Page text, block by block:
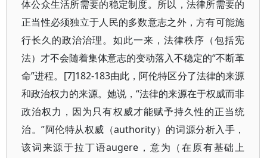
体公众生活所需要的稳定制度。所以，法律所需要的
正当性必须独立于人民的多数意志之外，方有可能施
行长久的政治治理。如此一来，法律秩序（包括宪
法）才不会随着集体意志的变动落入不稳定的“不断革
命”进程。[7]182-183由此，阿伦特区分了法律的来源
和政治权力的来源。她说，“法律的来源在于权威而非
政治权力，因为只有权威才能赋予持久性的正当统
治。”阿伦特从权威（authority）的词源分析入手，
该词来源于拉丁语augere，意为（在原有基础上